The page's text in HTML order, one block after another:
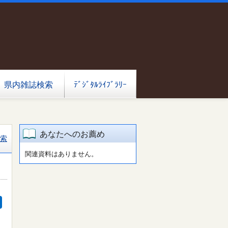
県内雑誌検索 ﾃﾞｼﾞﾀﾙﾗｲﾌﾞﾗﾘｰ
あなたへのお薦め
関連資料はありません。